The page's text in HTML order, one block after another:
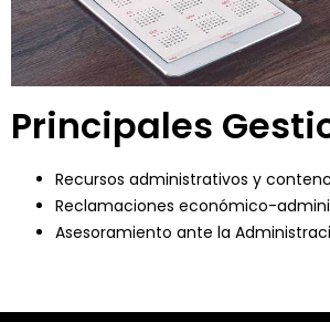
Principales
Recursos administrativos y
Reclamaciones económico-
Asesoramiento ante la